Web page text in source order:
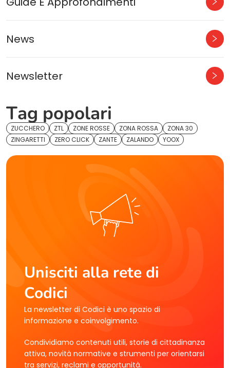
News
Newsletter
Tag popolari
ZUCCHERO ZTL ZONE ROSSE ZONA ROSSA
ZONA 30
ZINGARETTI
ZERO CLICK ZANTE ZALANDO YOOX
Unisciti alla rete di
Codici
La newsletter di Codici è uno spazio di
informazione e coinvolgimento.
Condividiamo contenuti utili, storie di cittadinanza
attiva, novità normative e strumenti per orientarsi
tra servizi, reclami e opportunità.